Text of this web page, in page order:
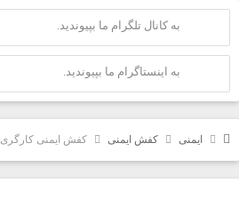
به کانال تلگرام ما بپیوندید.
به اینستاگرام ما بپیوندید.
ایمنی کفش ایمنی کفش ایمنی کارگری